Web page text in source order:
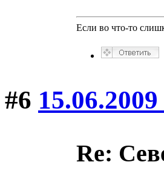
Если во что-то
#6
Re: